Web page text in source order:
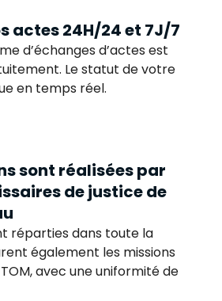
actes 24H/24 et 7J/7
d’échanges d’actes est
Le statut de votre
en temps réel.
sont réalisées par
de justice de
réparties dans toute la
également les missions
avec une uniformité de